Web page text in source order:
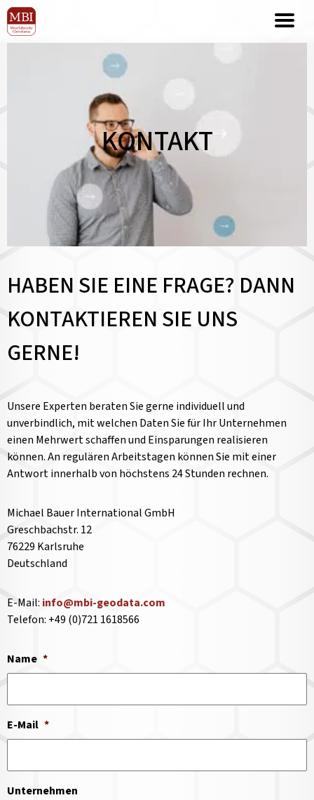
KONTAKT
HABEN SIE EINE FRAGE? DANN
KONTAKTIEREN SIE UNS
GERNE!
Unsere Experten beraten Sie gerne individuell und
unverbindlich, mit welchen Daten Sie für Ihr Unternehmen
einen Mehrwert schaffen und Einsparungen realisieren
können. An regulären Arbeitstagen können Sie mit einer
Antwort innerhalb von höchstens 24 Stunden rechnen.
Michael Bauer International GmbH
Greschbachstr. 12
76229 Karlsruhe
Deutschland
E-Mail: info@mbi-geodata.com
Telefon: +49 (0)721 1618566
Name *
E-Mail *
Unternehmen